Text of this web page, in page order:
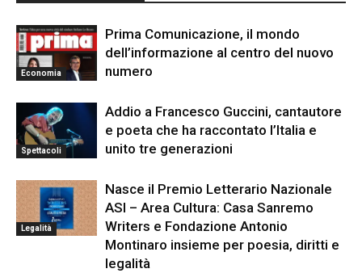
Economia
Prima Comunicazione, il mondo
dell’informazione al centro del nuovo
numero
Spettacoli
Addio a Francesco Guccini, cantautore
e poeta che ha raccontato l’Italia e
unito tre generazioni
Legalità
Nasce il Premio Letterario Nazionale
ASI – Area Cultura: Casa Sanremo
Writers e Fondazione Antonio
Montinaro insieme per poesia, diritti e
legalità